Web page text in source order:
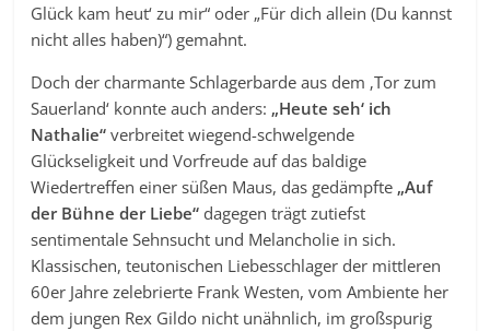
Glück kam heut‘ zu mir“ oder „Für dich allein (Du kannst
nicht alles haben)“) gemahnt.
Doch der charmante Schlagerbarde aus dem ‚Tor zum
Sauerland‘ konnte auch anders: „Heute seh‘ ich
Nathalie“ verbreitet wiegend-schwelgende
Glückseligkeit und Vorfreude auf das baldige
Wiedertreffen einer süßen Maus, das gedämpfte „Auf
der Bühne der Liebe“ dagegen trägt zutiefst
sentimentale Sehnsucht und Melancholie in sich.
Klassischen, teutonischen Liebesschlager der mittleren
60er Jahre zelebrierte Frank Westen, vom Ambiente her
dem jungen Rex Gildo nicht unähnlich, im großspurig